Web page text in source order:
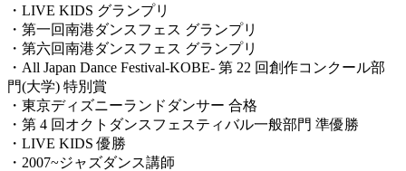
・LIVE KIDS グランプリ
・第一回南港ダンスフェス グランプリ
・第六回南港ダンスフェス グランプリ
・All Japan Dance Festival‐KOBE‐ 第 22 回創作コンクール部
門(大学) 特別賞
・東京ディズニーランドダンサー 合格
・第 4 回オクトダンスフェスティバル一般部門 準優勝
・LIVE KIDS 優勝
・2007~ジャズダンス講師